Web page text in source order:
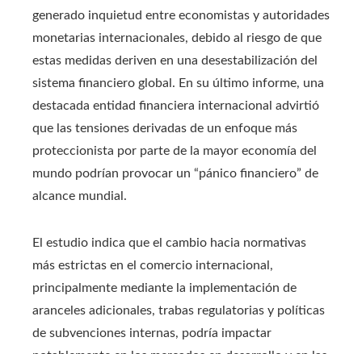
generado inquietud entre economistas y autoridades
monetarias internacionales, debido al riesgo de que
estas medidas deriven en una desestabilización del
sistema financiero global. En su último informe, una
destacada entidad financiera internacional advirtió
que las tensiones derivadas de un enfoque más
proteccionista por parte de la mayor economía del
mundo podrían provocar un “pánico financiero” de
alcance mundial.
El estudio indica que el cambio hacia normativas
más estrictas en el comercio internacional,
principalmente mediante la implementación de
aranceles adicionales, trabas regulatorias y políticas
de subvenciones internas, podría impactar